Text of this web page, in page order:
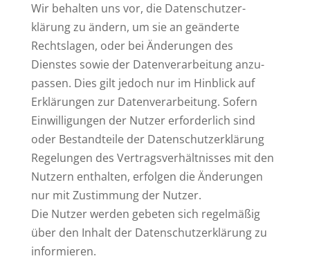
Wir behalten uns vor, die Daten­schutz­er­
klärung zu ändern, um sie an geän­derte
Rechts­lagen, oder bei Ände­rungen des
Dienstes sowie der Daten­ver­ar­beitung anzu­
passen. Dies gilt jedoch nur im Hin­blick auf
Erklä­rungen zur Daten­ver­ar­beitung. Sofern
Ein­wil­li­gungen der Nutzer erfor­derlich sind
oder Bestand­teile der Daten­schutz­er­klärung
Rege­lungen des Ver­trags­ver­hält­nisses mit den
Nutzern ent­halten, erfolgen die Ände­rungen
nur mit Zustimmung der Nutzer.
Die Nutzer werden gebeten sich regel­mäßig
über den Inhalt der Daten­schutz­er­klärung zu
informieren.